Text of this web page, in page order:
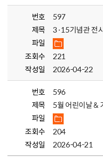
번호
597
제목
3·15기념관 전
파일
조회수
221
작성일
2026-04-22
번호
596
제목
5월 어린이날 &
파일
조회수
204
작성일
2026-04-21